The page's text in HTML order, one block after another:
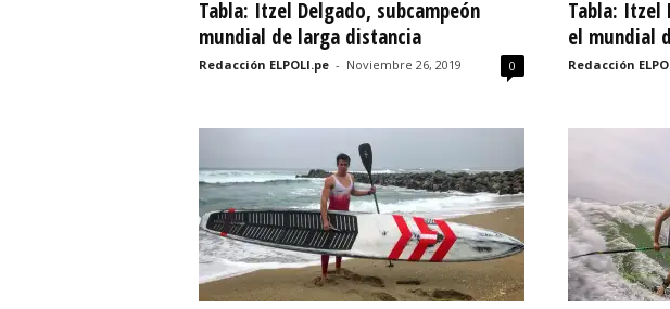
o
Tabla: Itzel Delgado, subcampeón
mundial de larga distancia
Redacción ELPOLI.pe - Noviembre 26, 2019 0
Tabla: Itzel
el mundial
Redacción